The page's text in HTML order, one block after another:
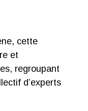
cette
et
regroupant
d’experts